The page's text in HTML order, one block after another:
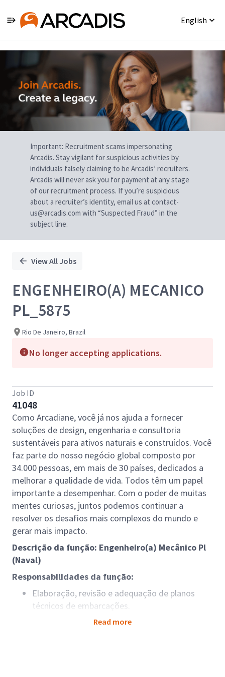
English
Single
Position
Important: Recruitment scams impersonating
Arcadis. Stay vigilant for suspicious activities by
individuals falsely claiming to be Arcadis’ recruiters.
Arcadis will never ask you for payment at any stage
of our recruitment process. If you’re suspicious
about a recruiter’s identity, email us at contact-
us@arcadis.com with “Suspected Fraud” in the
subject line.
View All Jobs
ENGENHEIRO(A) MECANICO
PL_5875
Rio De Janeiro, Brazil
No longer accepting applications.
Job ID
41048
Como Arcadiane, você já nos ajuda a fornecer
soluções de design, engenharia e consultoria
sustentáveis para ativos naturais e construídos. Você
faz parte do nosso negócio global composto por
34.000 pessoas, em mais de 30 países, dedicados a
melhorar a qualidade de vida. Todos têm um papel
importante a desempenhar. Com o poder de muitas
mentes curiosas, juntos podemos continuar a
resolver os desafios mais complexos do mundo e
gerar mais impacto.
Descrição da função: Engenheiro(a) Mecânico Pl
(Naval)
Responsabilidades da função:
Elaboração, revisão e adequação de planos
técnicos de embarcações.
Desenvolvimento de projetos conforme
Read more